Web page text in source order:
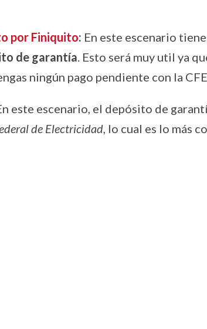
por Finiquito: En este escenario
de garantía. Esto será muy util ya
ningún pago pendiente con la
este escenario, el depósito de
de Electricidad, lo cual es lo más